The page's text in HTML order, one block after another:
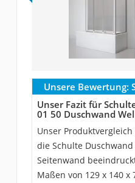
Unsere Bewertung:
Unser Fazit für
01 50 Duschwand
Unser Produktvergleich
die Schulte
Seitenwand
Maßen von 129 x 140 x